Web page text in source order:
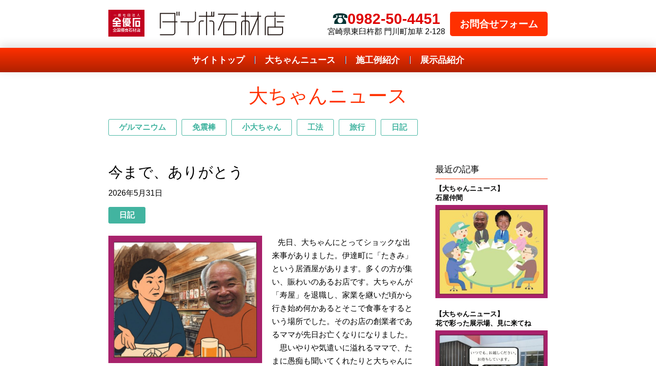
一般社団法人 全優石 全国優良石材店
お問合せフォーム
電話
0982-50-4451
宮崎県東臼杵郡 門川町加草 2-128
サイトトップ 大ちゃんニュース 施工例紹介 展示品紹介
大ちゃんニュース
ゲルマニウム 免震棒 小大ちゃん 工法 旅行 日記
今まで、ありがとう
2026年5月31日
日記
先日、大ちゃんにとってショックな出
来事がありました。伊達町に「たきみ」
という居酒屋があります。多くの方が集
い、賑わいのあるお店です。大ちゃんが
「寿屋」を退職し、家業を継いだ頃から
行き始め何かあるとそこで食事をすると
いう場所でした。そのお店の創業者であ
るママが先日お亡くなりになりました。
思いやりや気遣いに溢れるママで、た
まに愚痴も聞いてくれたりと大ちゃんに
最近の記事
【大ちゃんニュース】
石屋仲間
【大ちゃんニュース】
花で彩った展示場、見に来てね